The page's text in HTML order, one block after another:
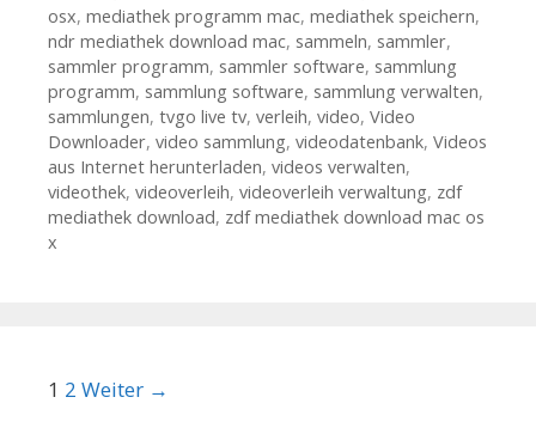
osx, mediathek programm mac, mediathek speichern,
ndr mediathek download mac, sammeln, sammler,
sammler programm, sammler software, sammlung
programm, sammlung software, sammlung verwalten,
sammlungen, tvgo live tv, verleih, video, Video
Downloader, video sammlung, videodatenbank, Videos
aus Internet herunterladen, videos verwalten,
videothek, videoverleih, videoverleih verwaltung, zdf
mediathek download, zdf mediathek download mac os
x
Beitrags-Navigation
1 2 Weiter →